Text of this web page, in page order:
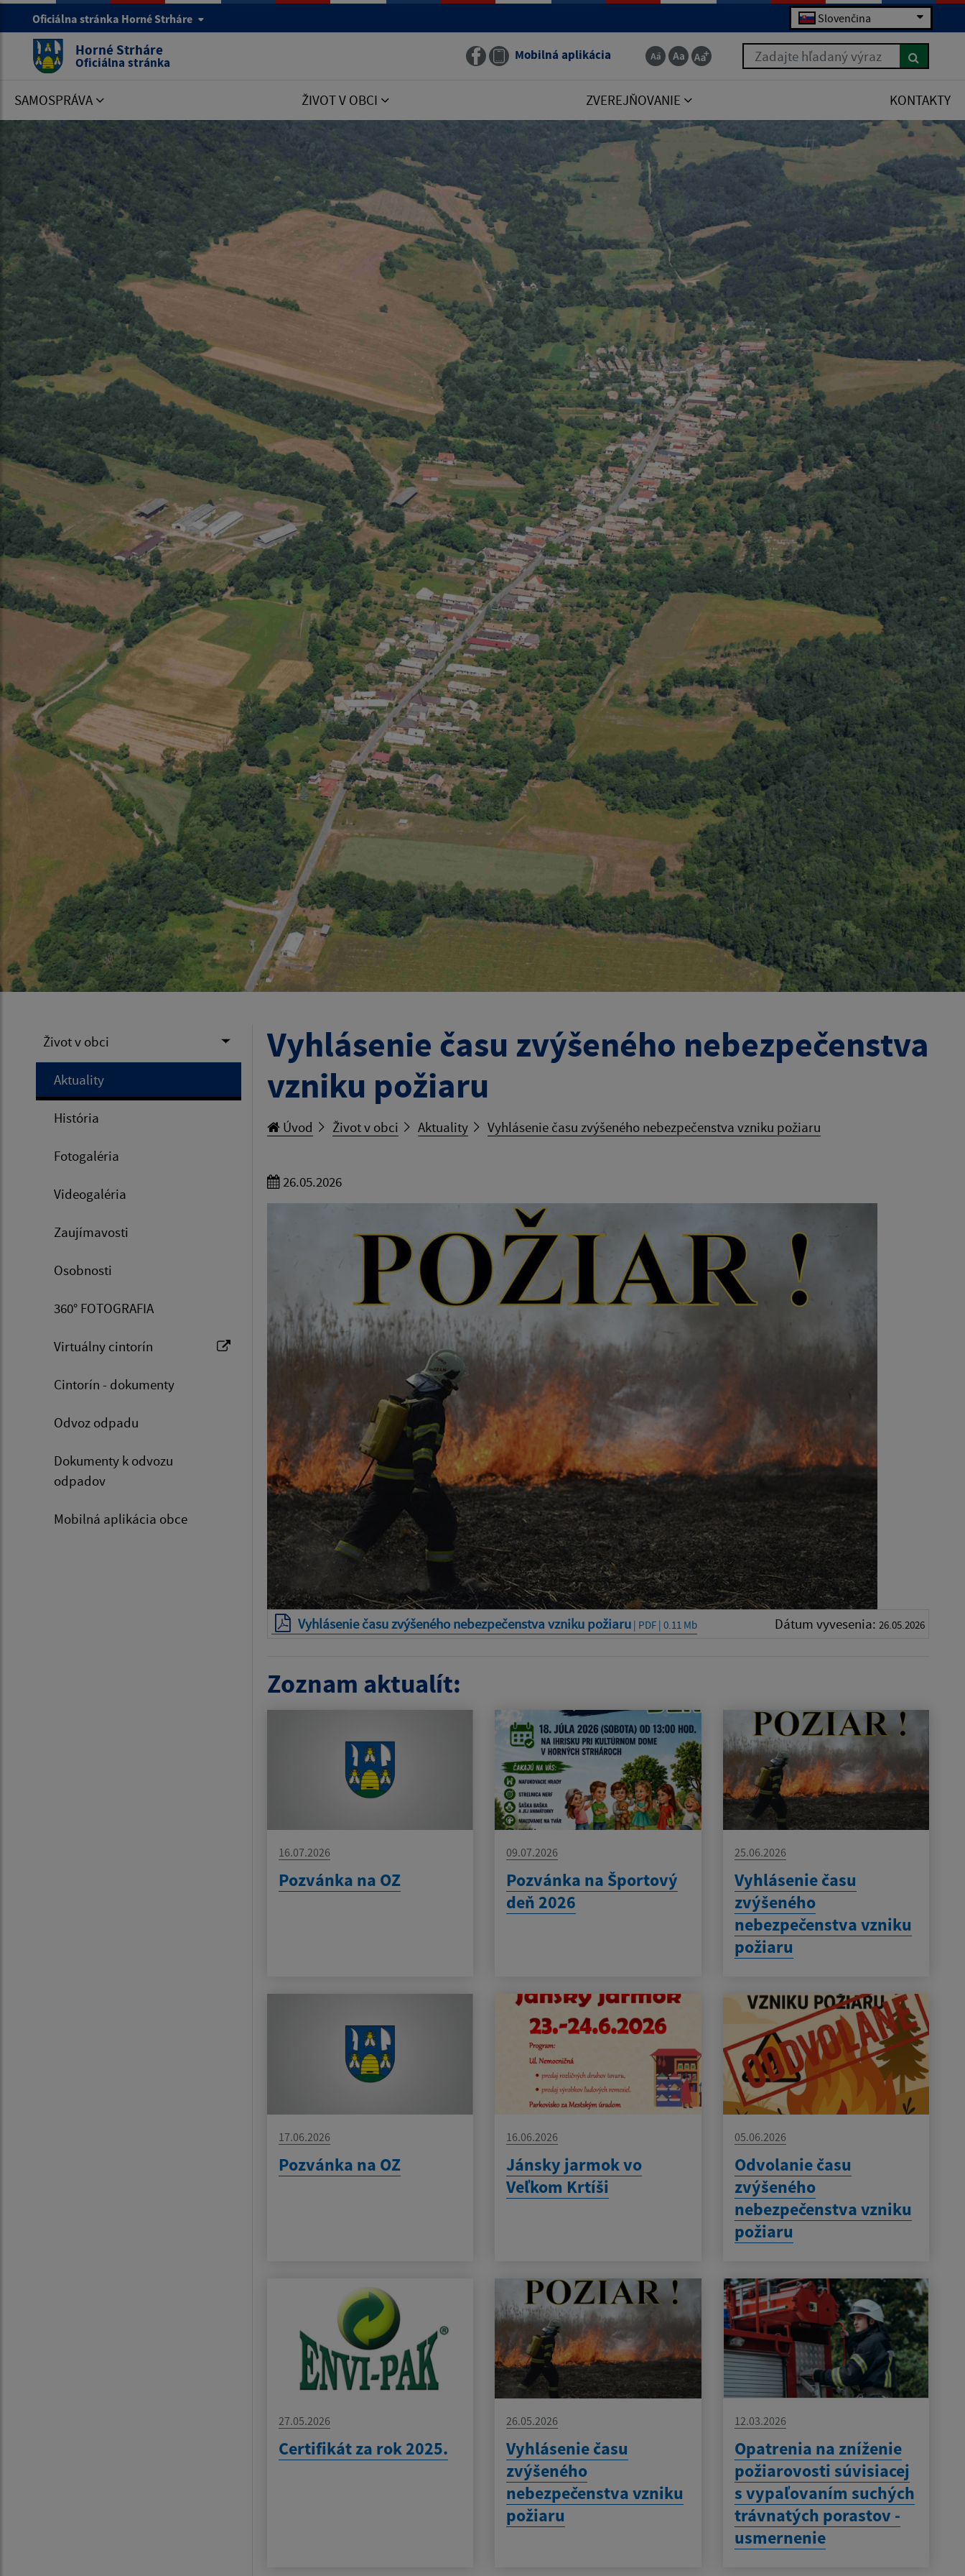
Oficiálna stránka Horné Strháre Slovenčina
Horné Strháre
Oficiálna stránka Mobilná aplikácia Zadajte hľadaný výraz
SAMOSPRÁVA ŽIVOT V OBCI ZVEREJŇOVANIE KONTAKTY
Život v obci
Aktuality
História
Fotogaléria
Videogaléria
Zaujímavosti
Osobnosti
360° FOTOGRAFIA
Virtuálny cintorín
Cintorín - dokumenty
Odvoz odpadu
Dokumenty k odvozu
odpadov
Mobilná aplikácia obce
Vyhlásenie času zvýšeného nebezpečenstva
vzniku požiaru
Úvod Život v obci Aktuality Vyhlásenie času zvýšeného nebezpečenstva vzniku požiaru
26.05.2026
Vyhlásenie času zvýšeného nebezpečenstva vzniku požiaru| PDF | 0.11 Mb Dátum vyvesenia: 26.05.2026
Zoznam aktualít:
16.07.2026
Pozvánka na OZ
09.07.2026
Pozvánka na Športový
deň 2026
25.06.2026
Vyhlásenie času
zvýšeného
nebezpečenstva vzniku
požiaru
17.06.2026
Pozvánka na OZ
16.06.2026
Jánsky jarmok vo
Veľkom Krtíši
05.06.2026
Odvolanie času
zvýšeného
nebezpečenstva vzniku
požiaru
27.05.2026
Certifikát za rok 2025.
26.05.2026
Vyhlásenie času
zvýšeného
nebezpečenstva vzniku
požiaru
12.03.2026
Opatrenia na zníženie
požiarovosti súvisiacej
s vypaľovaním suchých
trávnatých porastov -
usmernenie